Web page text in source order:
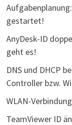
gestartet!
AnyDesk-ID
geht es!
DNS und DHCP
Controller bzw.
WLAN-
TeamViewer ID